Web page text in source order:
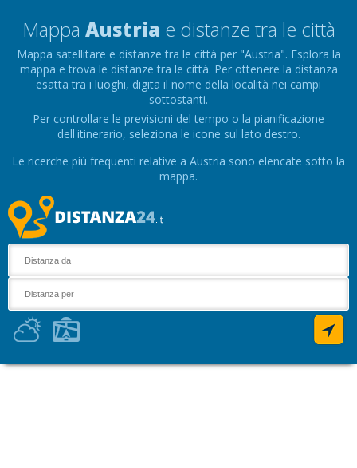
Mappa Austria e distanze tra le città
Mappa satellitare e distanze tra le città per "Austria". Esplora la
mappa e trova le distanze tra le città. Per ottenere la distanza
esatta tra i luoghi, digita il nome della località nei campi
sottostanti.
Per controllare le previsioni del tempo o la pianificazione
dell'itinerario, seleziona le icone sul lato destro.
Le ricerche più frequenti relative a Austria sono elencate sotto la
mappa.